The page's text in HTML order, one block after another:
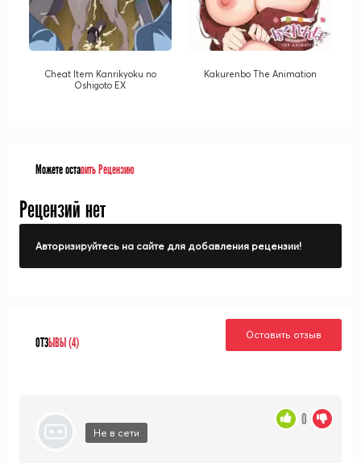
Cheat Item Kanrikyoku no
Oshigoto EX
Kakurenbo The Animation
Можете оставить Рецензию
Рецензий нет
Авторизируйтесь на сайте для добавления рецензии!
ОТЗЫВЫ (4)
Оставить отзыв
Не в сети
0